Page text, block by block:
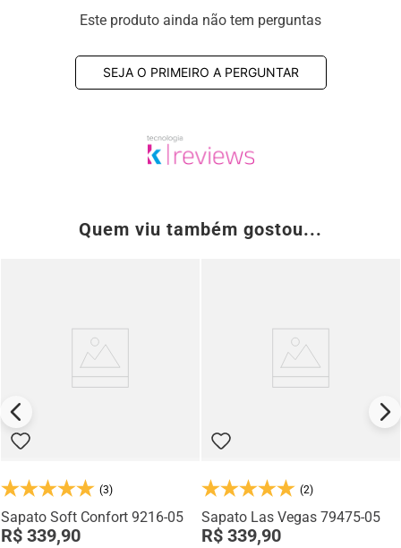
Este produto ainda não tem perguntas
SEJA O PRIMEIRO A PERGUNTAR
Quem viu também gostou...
(3)
Sapato Soft Confort 9216-05
R$ 339,90
(2)
Sapato Las Vegas 79475-05
R$ 339,90